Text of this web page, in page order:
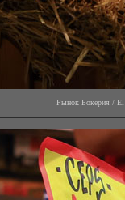
Рынок Бокерия / El